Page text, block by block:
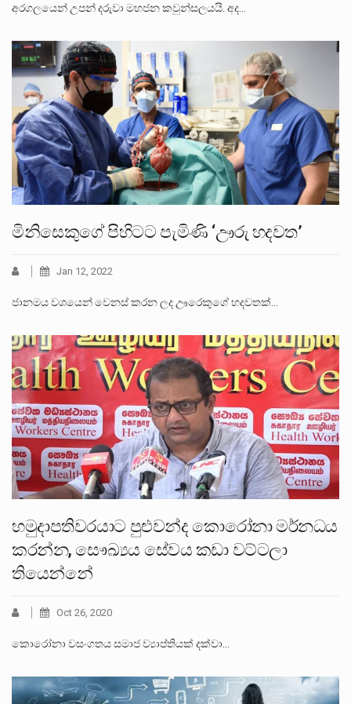
අරගලයෙන් උපන් දරුවා මහජන කවුන්සලයයි. අද…
මිනිසෙකුගේ පිහිටට පැමිණි ‘ඌරු හදවත’
Jan 12, 2022
ජානමය වශයෙන් වෙනස් කරන ලද ඌරෙකුගේ හදවතක්…
හමුදාපතිවරයාට පුළුවන්ද කොරෝනා මර්නධය
කරන්න, සෞඛ්‍යය සේවය කඩා වට්ටලා
තියෙන්නේ
Oct 26, 2020
කොරෝනා වසංගතය සමාජ ව්‍යාප්තියක් දක්වා…